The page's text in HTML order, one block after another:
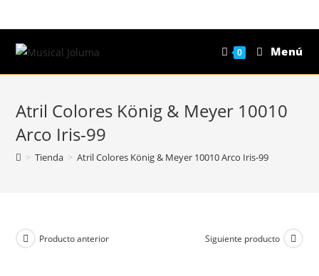
al
contenido
0 Menú
Atril Colores König & Meyer 10010
Arco Iris-99
> Tienda > Atril Colores König & Meyer 10010 Arco Iris-99
Producto anterior Siguiente producto